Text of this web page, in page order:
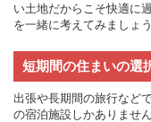
い土地だからこそ快適に
を一緒に考えてみましょう
短期間の住まいの選
出張や長期間の旅行など
の宿泊施設しかありませ